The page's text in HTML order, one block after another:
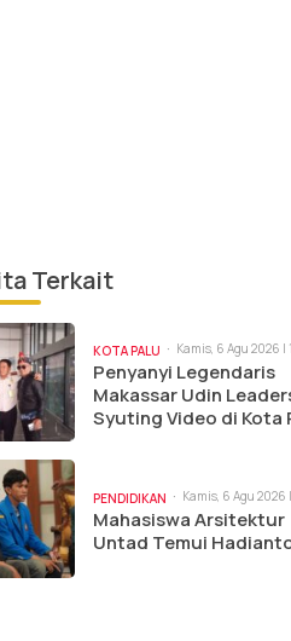
Terkait
KOTA PALU Kamis, 6 Agu 2026 |
Penyanyi Legendaris
Makassar Udin
Syuting Video di Kota
PENDIDIKAN
Kamis, 6 Agu 2026
am
Mahasiswa Arsitektur
Untad Temui